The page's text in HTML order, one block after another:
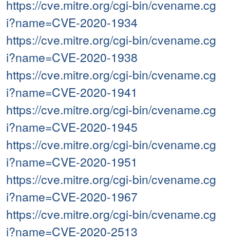
https://cve.mitre.org/cgi-bin/cvename.cg
i?name=CVE-2020-1934
https://cve.mitre.org/cgi-bin/cvename.cg
i?name=CVE-2020-1938
https://cve.mitre.org/cgi-bin/cvename.cg
i?name=CVE-2020-1941
https://cve.mitre.org/cgi-bin/cvename.cg
i?name=CVE-2020-1945
https://cve.mitre.org/cgi-bin/cvename.cg
i?name=CVE-2020-1951
https://cve.mitre.org/cgi-bin/cvename.cg
i?name=CVE-2020-1967
https://cve.mitre.org/cgi-bin/cvename.cg
i?name=CVE-2020-2513